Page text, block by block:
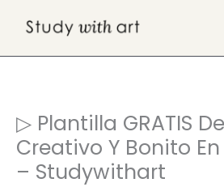
contenido
▷ Plantilla GRATIS
Creativo Y Bonito
– Studywithart
o
k
e
r
a
g
u